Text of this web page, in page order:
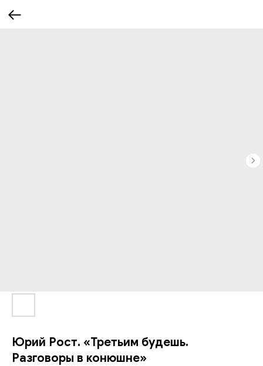
Юрий Рост. «Третьим будешь.
Разговоры в конюшне»